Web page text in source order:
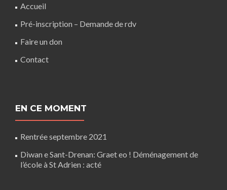
Accueil
Pré-inscription – Demande de rdv
Faire un don
Contact
EN CE MOMENT
Rentrée septembre 2021
Diwan e Sant-Drenan: Graet eo ! Déménagement de
l’école à St Adrien : acté